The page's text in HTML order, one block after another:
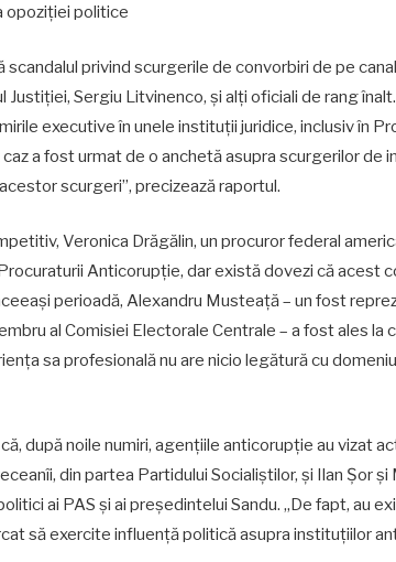
opoziției politice
privind scurgerile de convorbiri de pe
Justiției, Sergiu Litvinenco, și alți oficiali de rang
executive în unele instituții juridice, inclusiv în
a fost urmat de o anchetă asupra scurgerilor de
scurgeri”, precizează raportul.
Veronica Drăgălin, un procuror federal
Anticorupție, dar există dovezi că acest
perioadă, Alexandru Musteață – un fost
al Comisiei Electorale Centrale – a fost ales la
sa profesională nu are nicio legătură cu
după noile numiri, agențiile anticorupție au vizat
din partea Partidului Socialiștilor, și Ilan Șor și
ai PAS și ai președintelui Sandu. „De fapt, au
să exercite influență politică asupra instituțiilor